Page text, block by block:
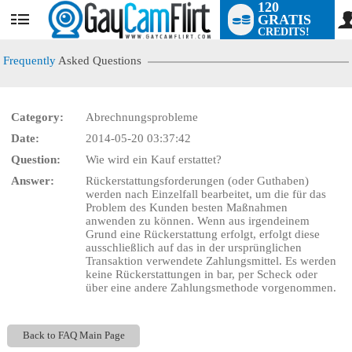
User
status
120
GRATIS
CREDITS!
Frequently Asked Questions
Category:
Abrechnungsprobleme
Date:
2014-05-20 03:37:42
Question:
Wie wird ein Kauf erstattet?
Answer:
Rückerstattungsforderungen (oder Guthaben)
werden nach Einzelfall bearbeitet, um die für das
Problem des Kunden besten Maßnahmen
anwenden zu können. Wenn aus irgendeinem
Grund eine Rückerstattung erfolgt, erfolgt diese
ausschließlich auf das in der ursprünglichen
Transaktion verwendete Zahlungsmittel. Es werden
keine Rückerstattungen in bar, per Scheck oder
über eine andere Zahlungsmethode vorgenommen.
Back to FAQ Main Page
LIMITED TIME OFFER!